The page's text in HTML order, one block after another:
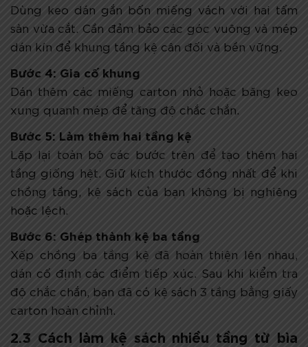
Dùng keo dán gắn bốn miếng vách với hai tấm
sàn vừa cắt. Cần đảm bảo các góc vuông và mép
dán kín để khung tầng kệ cân đối và bền vững.
Bước 4: Gia cố khung
Dán thêm các miếng carton nhỏ hoặc băng keo
xung quanh mép để tăng độ chắc chắn.
Bước 5: Làm thêm hai tầng kệ
Lặp lại toàn bộ các bước trên để tạo thêm hai
tầng giống hệt. Giữ kích thước đồng nhất để khi
chồng tầng, kệ sách của bạn không bị nghiêng
hoặc lệch.
Bước 6: Ghép thành kệ ba tầng
Xếp chồng ba tầng kệ đã hoàn thiện lên nhau,
dán cố định các điểm tiếp xúc. Sau khi kiểm tra
độ chắc chắn, bạn đã có kệ sách 3 tầng bằng giấy
carton hoàn chỉnh.
2.3 Cách làm kệ sách nhiều tầng từ bìa